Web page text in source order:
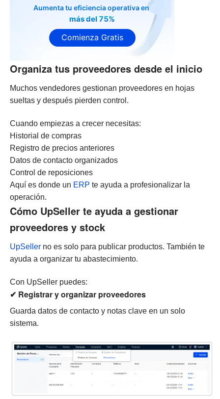
Aumenta tu eficiencia operativa en
más del 75%
Comienza Gratis
Organiza tus proveedores desde el inicio
Muchos vendedores gestionan proveedores en hojas
sueltas y después pierden control.
Cuando empiezas a crecer necesitas:
Historial de compras
Registro de precios anteriores
Datos de contacto organizados
Control de reposiciones
Aquí es donde un ERP te ayuda a profesionalizar la
operación.
Cómo UpSeller te ayuda a gestionar
proveedores y stock
UpSeller no es solo para publicar productos. También te
ayuda a organizar tu abastecimiento.
Con UpSeller puedes:
✔ Registrar y organizar proveedores
Guarda datos de contacto y notas clave en un solo
sistema.